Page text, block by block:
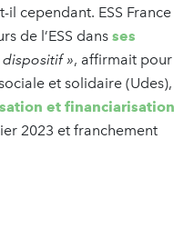
il cependant. ESS France
de l’ESS dans ses
», affirmait pour
et solidaire (Udes),
et financiarisation
2023 et franchement